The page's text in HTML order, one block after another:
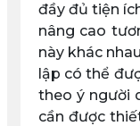
đầy đủ tiện
nâng cao
này khác
lập có thể
theo ý người
cần được